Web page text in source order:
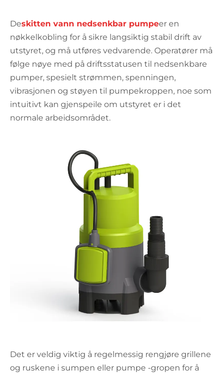
Deskitten vann nedsenkbar pumpeer en
nøkkelkobling for å sikre langsiktig stabil drift av
utstyret, og må utføres vedvarende. Operatører må
følge nøye med på driftsstatusen til nedsenkbare
pumper, spesielt strømmen, spenningen,
vibrasjonen og støyen til pumpekroppen, noe som
intuitivt kan gjenspeile om utstyret er i det
normale arbeidsområdet.
Det er veldig viktig å regelmessig rengjøre grillene
og ruskene i sumpen eller pumpe -gropen for å